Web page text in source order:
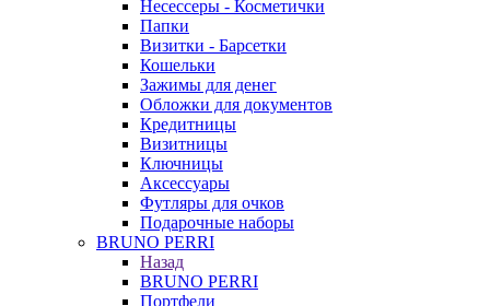
Несессеры - Косметички
Папки
Визитки - Барсетки
Кошельки
Зажимы для денег
Обложки для документов
Кредитницы
Визитницы
Ключницы
Аксессуары
Футляры для очков
Подарочные наборы
BRUNO PERRI
Назад
BRUNO PERRI
Портфели